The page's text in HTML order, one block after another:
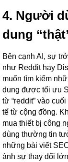
4. Người
dung
Bên cạnh AI, sự
như Reddit hay
muốn tìm kiếm
dung được tối ưu
từ “reddit” vào
tế từ cộng đồng.
mua thiết bị công
dùng thường tin
những bài viết
ánh sự thay đổi